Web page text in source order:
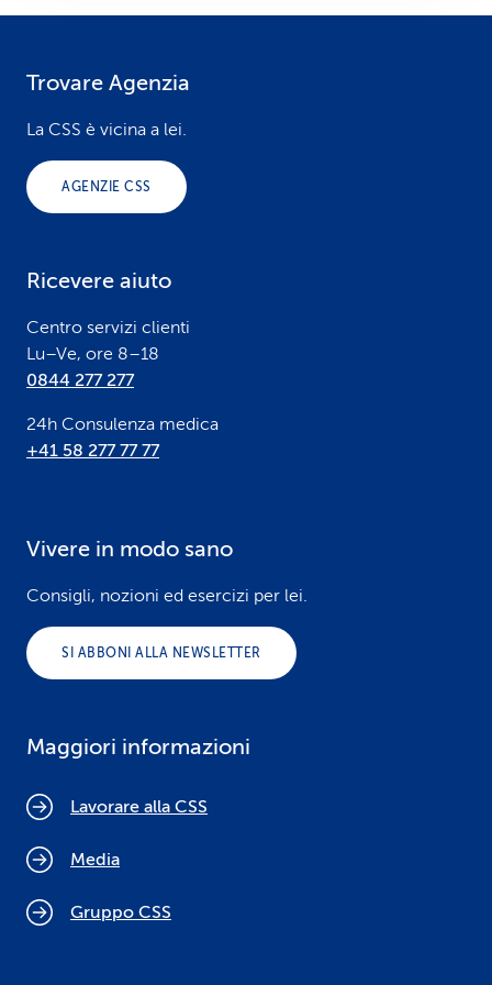
Trovare Agenzia
La CSS è vicina a lei.
AGENZIE CSS
Ricevere aiuto
Centro servizi clienti
Lu–Ve, ore 8–18
0844 277 277
24h Consulenza medica
+41 58 277 77 77
Vivere in modo sano
Consigli, nozioni ed esercizi per lei.
SI ABBONI ALLA NEWSLETTER
Maggiori informazioni
Lavorare alla CSS
Media
Gruppo CSS